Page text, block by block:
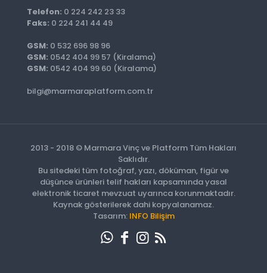
Telefon: 0 224 242 23 33
Faks: 0 224 241 44 49
GSM: 0 532 696 98 96
GSM: 0542 404 99 57 (Kiralama)
GSM: 0542 404 99 60 (Kiralama)
bilgi@marmaraplatform.com.tr
2013 - 2018 © Marmara Vinç ve Platform Tüm Hakları
Saklıdır.
Bu sitedeki tüm fotoğraf, yazı, döküman, figür ve
düşünce ürünleri telif hakları kapsamında yasal
elektronik ticaret mevzuat uyarınca korunmaktadır.
Kaynak gösterilerek dahi kopyalanamaz.
Tasarım: INFO Bilişim